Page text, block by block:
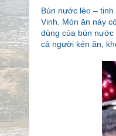
Bún nước lèo –
Vinh. Món ăn này
dùng của bún nước
cả người kén ăn,